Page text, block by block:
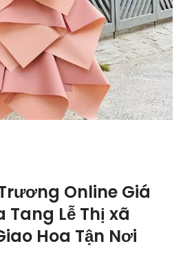
Online Giá
Tang Lễ Thị xã
Hoa Tận Nơi